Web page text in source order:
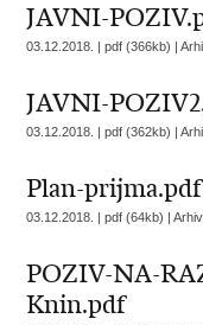
JAVNI-
03.12.2018. | pdf (366kb) |
JAVNI-
03.12.2018. | pdf (362kb) |
Plan-prijma.pdf
03.12.2018. | pdf (64kb) |
POZIV-NA-
Knin.pdf